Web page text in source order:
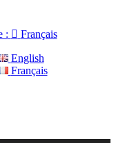
:  Français
English
Français